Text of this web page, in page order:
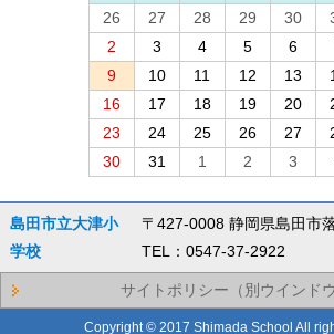
26
27 28 29 30
2
3 4 5 6
9
10 11 12 13
16
17 18 19 20
23
24 25 26 27
30
31 1 2 3
島田市立大津小
学校
〒427-0008 静岡県島田市
TEL：0547-37-2922
サイトポリシー（別ウインド
Copyright © 2017 Shimada School All